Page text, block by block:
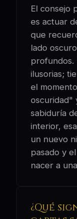
El consejo
es actuar
que
lado
profundos.
ilusorias;
el
oscuridad"
sabiduría
interior,
un nuevo
pasado y
nacer a
¿Qué